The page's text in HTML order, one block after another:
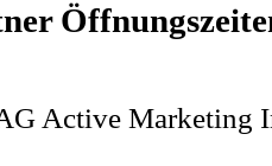
Active Marketing